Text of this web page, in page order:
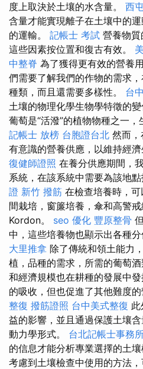
度上取決於土壤的水含量。 西
含量才能實現離子在土壤中的
的運輸。 記帳士 考試 營養物質
這些因素按位置和復古有效。
中整脊 為了獲得更有效的營養
們需要了解我們的作物的需求
種類，而且還需要多樣性。 台
土壤的物理化學生物學特徵的變
葡萄是“活潑”的植物物種之一，
記帳士 放榜 台胞證台北 然而，
有意識的營養供應，以維持經濟
復健師證照 在養分供應期間，
系統，在該系統中需要為該地
證 新竹 撥筋 在檢查培養時，
間栽培，窗簾培養，傘和高警
Kordon。 seo 優化 豐原整骨
中，這些培養物也顯示出各種分
大里推拿 除了傳統和領土能力
植，品種的需求，所需的葡萄
和經濟規模也在耕種的發展中
的吸收，但也促進了其他難度的
整復 撥筋證照 台中美式整復
益的影響，並且通過保護土壤
動力學形式。 台北記帳士事務
的信息才能分析專業選擇的土壤
考慮到土壤檢查中使​​用的方法